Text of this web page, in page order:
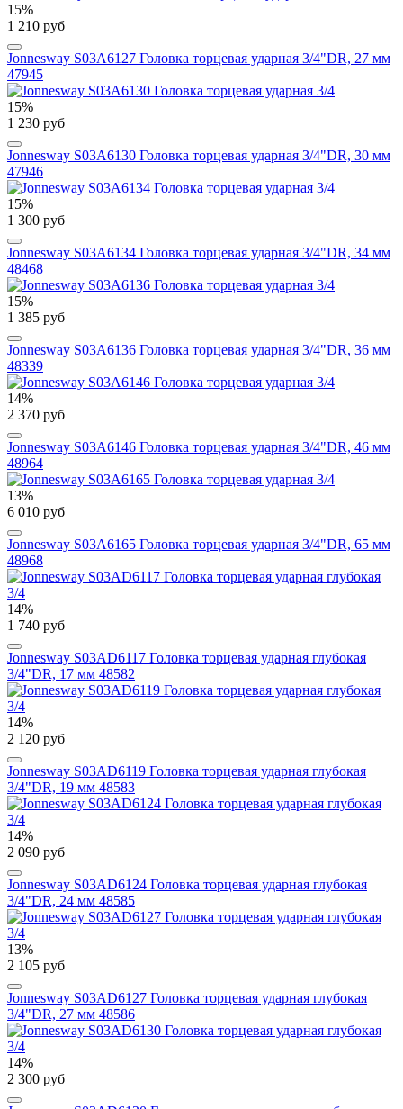
15%
1 210 руб
Jonnesway S03A6127 Головка торцевая ударная 3/4"DR, 27 мм
47945
15%
1 230 руб
Jonnesway S03A6130 Головка торцевая ударная 3/4"DR, 30 мм
47946
15%
1 300 руб
Jonnesway S03A6134 Головка торцевая ударная 3/4"DR, 34 мм
48468
15%
1 385 руб
Jonnesway S03A6136 Головка торцевая ударная 3/4"DR, 36 мм
48339
14%
2 370 руб
Jonnesway S03A6146 Головка торцевая ударная 3/4"DR, 46 мм
48964
13%
6 010 руб
Jonnesway S03A6165 Головка торцевая ударная 3/4"DR, 65 мм
48968
14%
1 740 руб
Jonnesway S03AD6117 Головка торцевая ударная глубокая
3/4"DR, 17 мм 48582
14%
2 120 руб
Jonnesway S03AD6119 Головка торцевая ударная глубокая
3/4"DR, 19 мм 48583
14%
2 090 руб
Jonnesway S03AD6124 Головка торцевая ударная глубокая
3/4"DR, 24 мм 48585
13%
2 105 руб
Jonnesway S03AD6127 Головка торцевая ударная глубокая
3/4"DR, 27 мм 48586
14%
2 300 руб